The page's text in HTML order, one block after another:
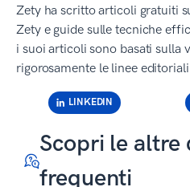
Zety ha scritto articoli gratuiti
Zety e guide sulle tecniche
i suoi articoli sono basati sulla
rigorosamente le linee
LINKEDIN
Scopri le altre
frequenti